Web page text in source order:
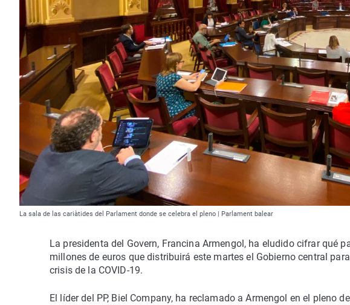
La sala de las cariàtides del Parlament donde se celebra el pleno | Parlament balear
La presidenta del Govern, Francina Armengol, ha eludido cifrar qué
millones de euros que distribuirá este martes el Gobierno central
crisis de la COVID-19.
El líder del PP, Biel Company, ha reclamado a Armengol en el pleno